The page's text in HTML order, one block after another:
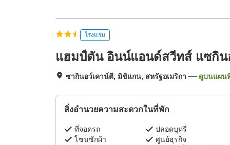
โรงแรม
แฮมป์ตัน อินน์แอนด์สวีทส์ แซกิน
ซากินอว์เคาน์ตี, มิชิแกน, สหรัฐอเมริกา ดูบนแผน
สิ่งอำนวยความสะดวกในที่พัก
ที่จอดรถ
ปลอดบุหรี่
โซนซักผ้า
ศูนย์ธุรกิจ